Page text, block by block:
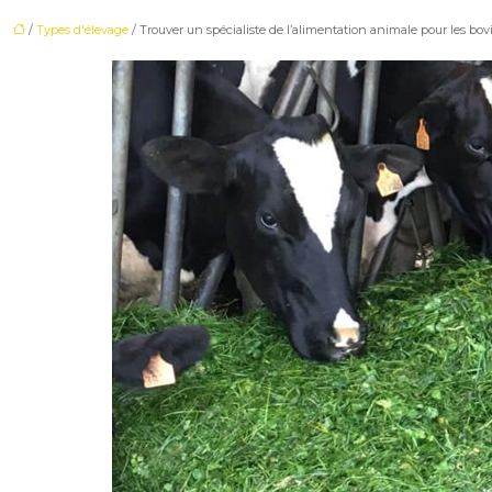
/ Types d'élevage / Trouver un spécialiste de l’alimentation animale pour les